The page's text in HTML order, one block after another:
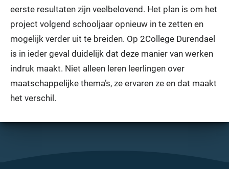
eerste resultaten zijn veelbelovend. Het plan is om het
project volgend schooljaar opnieuw in te zetten en
mogelijk verder uit te breiden. Op 2College Durendael
is in ieder geval duidelijk dat deze manier van werken
indruk maakt. Niet alleen leren leerlingen over
maatschappelijke thema’s, ze ervaren ze en dat maakt
het verschil.